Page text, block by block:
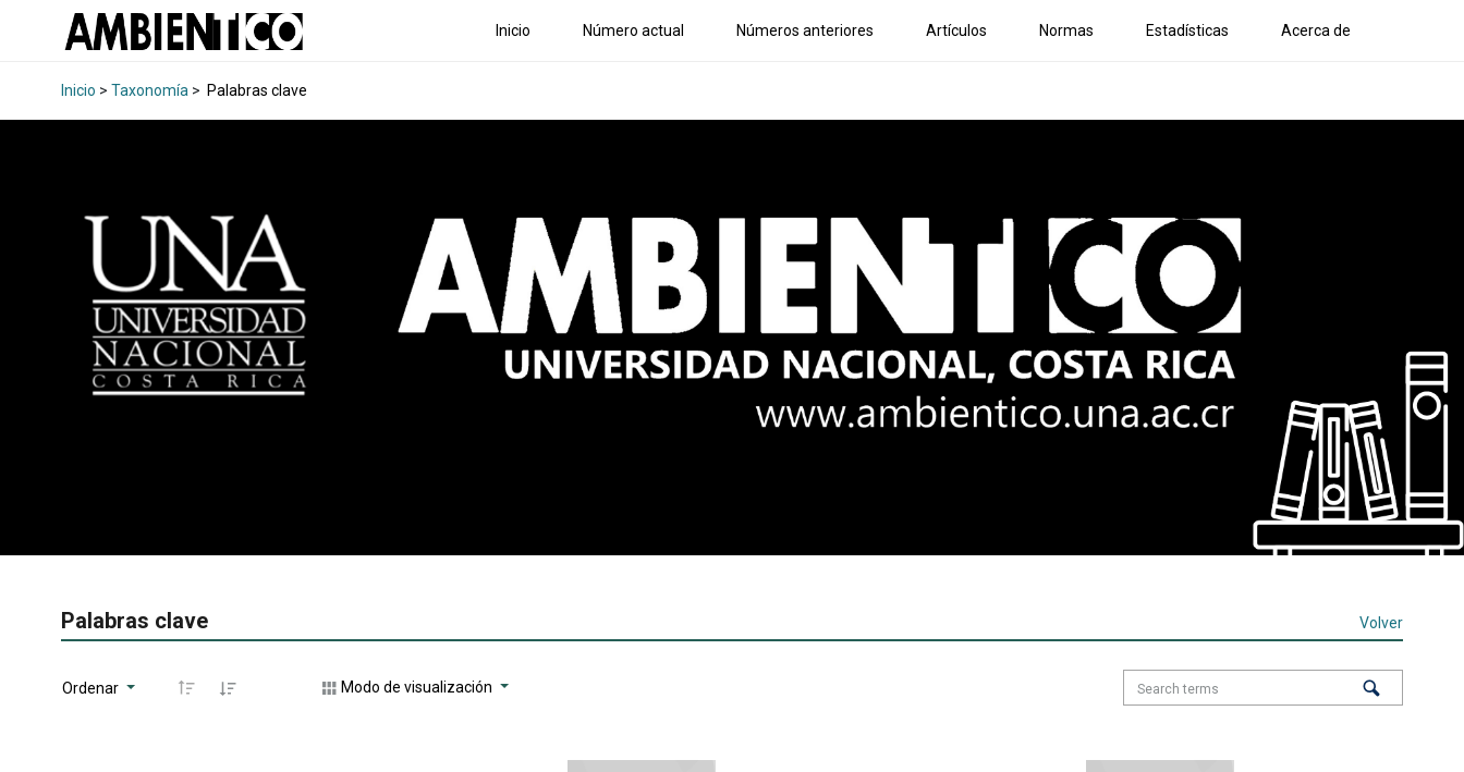
Inicio Número actual Números anteriores Artículos Normas Estadísticas Acerca de
Inicio > Taxonomía > Palabras clave
Palabras clave Volver
Ordenar Modo de visualización